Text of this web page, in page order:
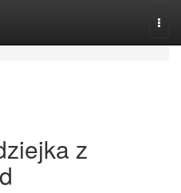
z